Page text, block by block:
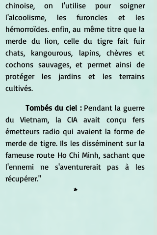
chinoise, on l'utilise pour soigner
l'alcoolisme, les furoncles et les
hémorroïdes. enfin, au même titre que la
merde du lion, celle du tigre fait fuir
chats, kangourous, lapins, chèvres et
cochons sauvages, et permet ainsi de
protéger les jardins et les terrains
cultivés.
Tombés du ciel : Pendant la guerre
du Vietnam, la CIA avait conçu fers
émetteurs radio qui avaient la forme de
merde de tigre. Ils les disséminent sur la
fameuse route Ho Chi Minh, sachant que
l'ennemi ne s'aventurerait pas à les
récupérer."
*